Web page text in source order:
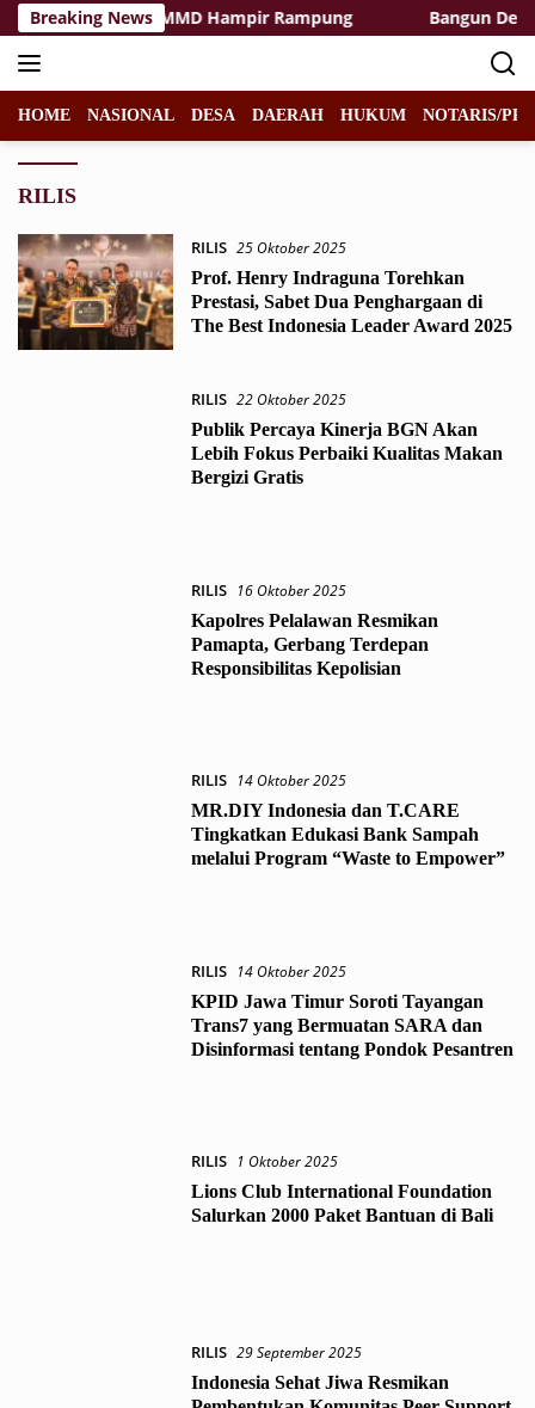
Langsung
ke
konten
Breaking News
Rest Area TMMD Hampir Rampung Bangun Desa
HOME NASIONAL DESA DAERAH HUKUM NOTARIS/
RILIS
RILIS 25 Oktober 2025
Prof. Henry Indraguna Torehkan
Prestasi, Sabet Dua Penghargaan di
The Best Indonesia Leader Award 2025
RILIS 22 Oktober 2025
Publik Percaya Kinerja BGN Akan
Lebih Fokus Perbaiki Kualitas Makan
Bergizi Gratis
RILIS
16 Oktober 2025
Kapolres Pelalawan Resmikan
Pamapta, Gerbang Terdepan
Responsibilitas Kepolisian
RILIS
14 Oktober 2025
MR.DIY Indonesia dan T.CARE
Tingkatkan Edukasi Bank Sampah
melalui Program “Waste to Empower”
RILIS
14 Oktober 2025
KPID Jawa Timur Soroti Tayangan
Trans7 yang Bermuatan SARA dan
Disinformasi tentang Pondok Pesantren
RILIS
1 Oktober 2025
Lions Club International Foundation
Salurkan 2000 Paket Bantuan di Bali
RILIS 29 September 2025
Indonesia Sehat Jiwa Resmikan